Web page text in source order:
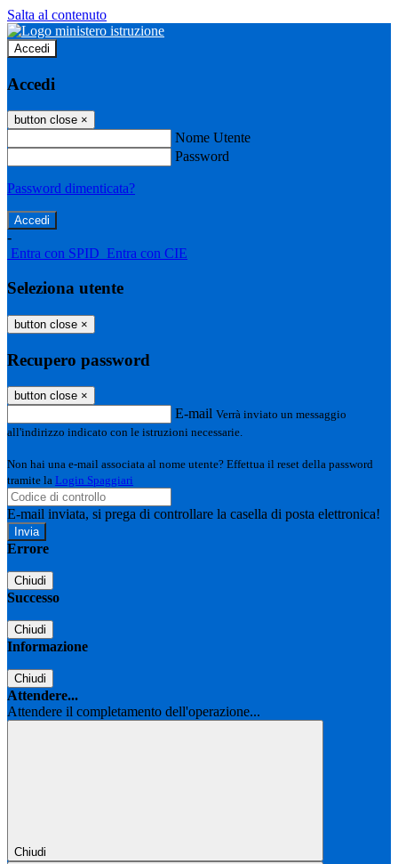
Salta al contenuto
Accedi
Accedi
button close ×
Nome Utente
Password
Password dimenticata?
-
Entra con SPID Entra con CIE
Seleziona utente
button close ×
Recupero password
button close ×
E-mail Verrà inviato un messaggio
all'indirizzo indicato con le istruzioni necessarie.
Non hai una e-mail associata al nome utente? Effettua il reset della password
tramite la Login Spaggiari
E-mail inviata, si prega di controllare la casella di posta elettronica!
Errore
Chiudi
Successo
Chiudi
Informazione
Chiudi
Attendere...
Attendere il completamento dell'operazione...
Chiudi